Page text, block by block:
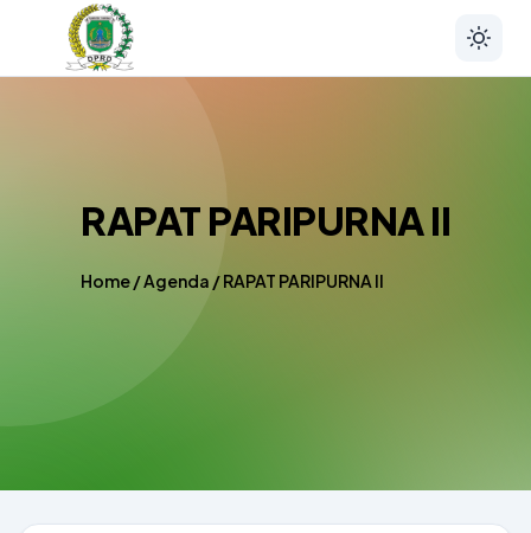
RAPAT PARIPURNA II
Home/Agenda /RAPAT PARIPURNA II